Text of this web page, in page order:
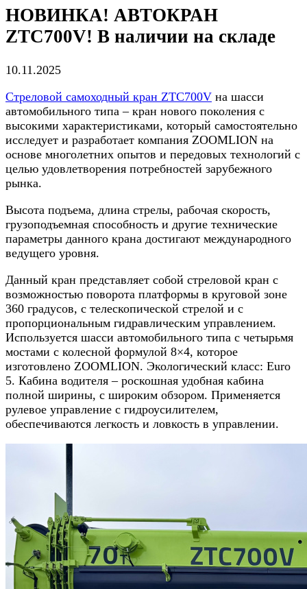
НОВИНКА! АВТОКРАН
ZTC700V! В наличии на складе
10.11.2025
Стреловой самоходный кран ZTC700V на шасси
автомобильного типа – кран нового поколения с
высокими характеристиками, который самостоятельно
исследует и разработает компания ZOOMLION на
основе многолетних опытов и передовых технологий с
целью удовлетворения потребностей зарубежного
рынка.
Высота подъема, длина стрелы, рабочая скорость,
грузоподъемная способность и другие технические
параметры данного крана достигают международного
ведущего уровня.
Данный кран представляет собой стреловой кран с
возможностью поворота платформы в круговой зоне
360 градусов, с телескопической стрелой и с
пропорциональным гидравлическим управлением.
Используется шасси автомобильного типа с четырьмя
мостами с колесной формулой 8×4, которое
изготовлено ZOOMLION. Экологический класс: Euro
5. Кабина водителя – роскошная удобная кабина
полной ширины, с широким обзором. Применяется
рулевое управление с гидроусилителем,
обеспечиваются легкость и ловкость в управлении.